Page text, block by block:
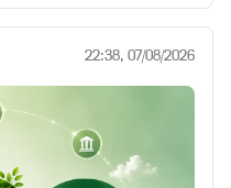
22:38, 07/08/2026